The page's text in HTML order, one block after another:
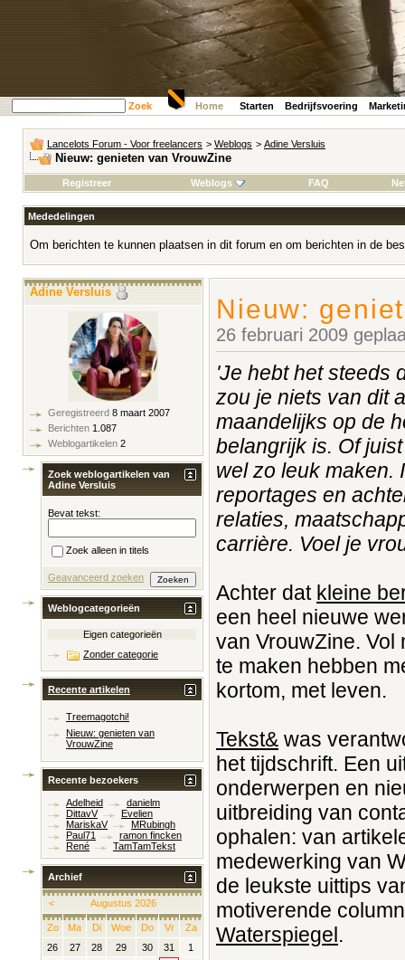
Zoek Home Starten Bedrijfsvoering
Lancelots Forum - Voor freelancers > Weblogs > Adine Versluis
Nieuw: genieten van VrouwZine
Registreer Weblogs FAQ
Mededelingen
Om berichten te kunnen plaatsen in dit forum en om berichten in de
Nieuw:
26 februari 2009
'Je hebt het steeds
zou je niets van dit
maandelijks op de
belangrijk is. Of
wel zo leuk maken.
reportages en
relaties,
carrière. Voel je
Achter dat kleine
een heel nieuwe
van VrouwZine. Vol
te maken hebben
kortom, met leven.
Tekst& was
het tijdschrift. Een
onderwerpen en
uitbreiding van
ophalen: van
medewerking van
de leukste uittips
motiverende
Waterspiegel.
Adine Versluis
Geregistreerd 8 maart 2007
Berichten 1.087
Weblogartikelen 2
Zoek weblogartikelen van
Adine Versluis
Bevat tekst:
Zoek alleen in titels
Geavanceerd zoeken
Weblogcategorieën
Eigen categorieën
Zonder categorie
Recente artikelen
Treemagotchi!
Nieuw: genieten van
VrouwZine
Recente bezoekers
Adelheid
danielm
DittavV
Evelien
MariskaV
MRubingh
Paul71
ramon fincken
René
TamTamTekst
Archief
< Augustus 2026
Zo Ma Di Woe Do Vr
Za
26
27 28 29 30 31
1